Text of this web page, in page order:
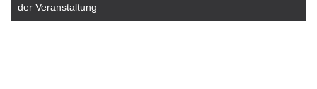
der Veranstaltung